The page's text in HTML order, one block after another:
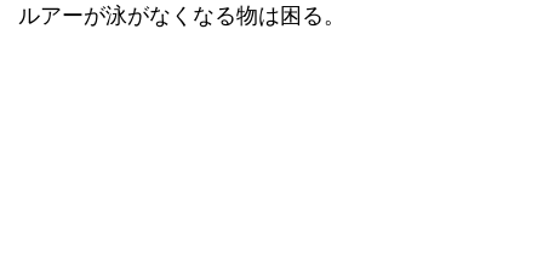
ルアーが泳がなくなる物は困る。